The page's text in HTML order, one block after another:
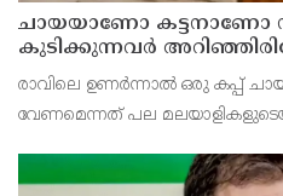
ചായയാണോ കട്ടനാണോ
കുടിക്കുന്നവർ
രാവിലെ ഉണർന്നാൽ ഒരു കപ്പ്
വേണമെന്നത് പല
ആരോഗ്യത്തിന് കൂടുതൽ നല്ലത്